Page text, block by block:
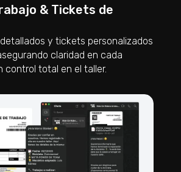
& Tickets de
y tickets personalizados
claridad en cada
control total en el taller.